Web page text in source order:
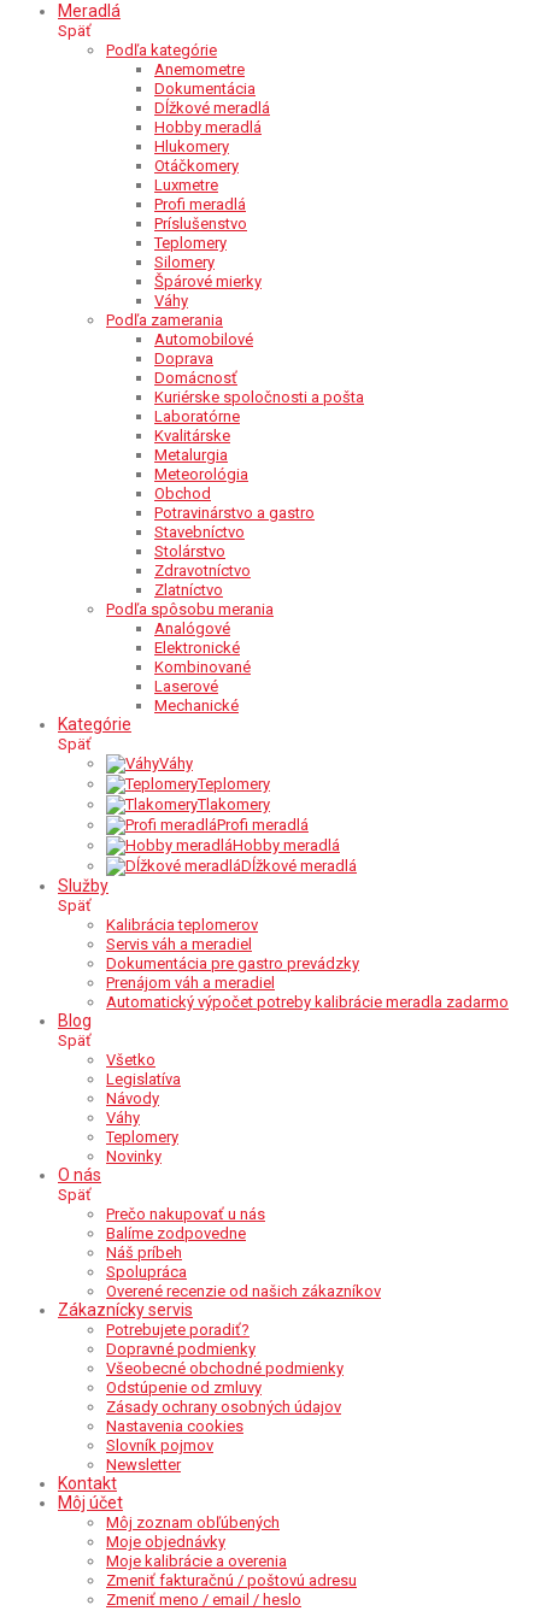
Meradlá
Späť
Podľa kategórie
Anemometre
Dokumentácia
Dĺžkové meradlá
Hobby meradlá
Hlukomery
Otáčkomery
Luxmetre
Profi meradlá
Príslušenstvo
Teplomery
Silomery
Špárové mierky
Váhy
Podľa zamerania
Automobilové
Doprava
Domácnosť
Kuriérske spoločnosti a pošta
Laboratórne
Kvalitárske
Metalurgia
Meteorológia
Obchod
Potravinárstvo a gastro
Stavebníctvo
Stolárstvo
Zdravotníctvo
Zlatníctvo
Podľa spôsobu merania
Analógové
Elektronické
Kombinované
Laserové
Mechanické
Kategórie
Späť
Váhy
Teplomery
Tlakomery
Profi meradlá
Hobby meradlá
Dĺžkové meradlá
Služby
Späť
Kalibrácia teplomerov
Servis váh a meradiel
Dokumentácia pre gastro prevádzky
Prenájom váh a meradiel
Automatický výpočet potreby kalibrácie meradla zadarmo
Blog
Späť
Všetko
Legislatíva
Návody
Váhy
Teplomery
Novinky
O nás
Späť
Prečo nakupovať u nás
Balíme zodpovedne
Náš príbeh
Spolupráca
Overené recenzie od našich zákazníkov
Zákaznícky servis
Potrebujete poradiť?
Dopravné podmienky
Všeobecné obchodné podmienky
Odstúpenie od zmluvy
Zásady ochrany osobných údajov
Nastavenia cookies
Slovník pojmov
Newsletter
Kontakt
Môj účet
Môj zoznam obľúbených
Moje objednávky
Moje kalibrácie a overenia
Zmeniť fakturačnú / poštovú adresu
Zmeniť meno / email / heslo